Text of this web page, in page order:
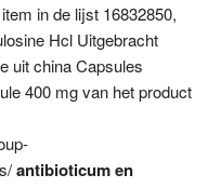
in de lijst 16832850,
Hcl Uitgebracht
uit china Capsules
400 mg van het product
antibioticum en